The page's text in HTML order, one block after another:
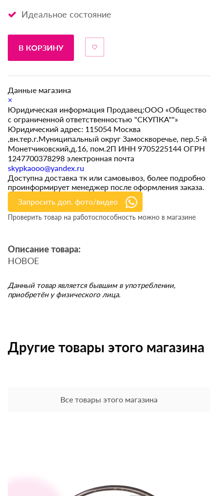
Идеальное состояние
В КОРЗИНУ
Данные магазина
×
Юридическая информация Продавец:ООО «Общество
с ограниченной ответственностью "СКУПКА""»
Юридический адрес: 115054 Москва
,вн.тер.г.Муниципальный округ Замоскворечье, пер.5-й
Монетчиковский,д.16, пом.2П ИНН 9705225144 ОГРН
1247700378298 электронная почта
skypkaooo@yandex.ru
Доступна доставка тк или самовывоз, более подробно
проинформирует менеджер после оформления заказа.
Запросить доп. фото/видео
Проверить товар на работоспособность можно в магазине
Описание товара:
НОВОЕ
Данный товар является бывшим в употреблении,
приобретён у физического лица.
Другие товары этого магазина
Все товары этого магазина